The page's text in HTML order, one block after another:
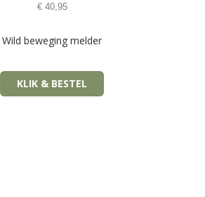
€40,95
Wild beweging melder
KLIK & BESTEL